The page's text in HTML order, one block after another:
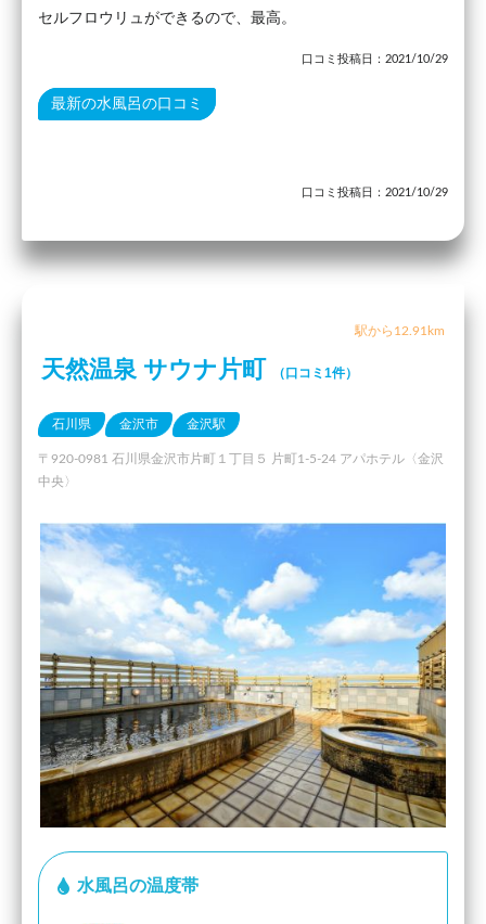
セルフロウリュができるので、最高。
口コミ投稿日：2021/10/29
最新の水風呂の口コミ
口コミ投稿日：2021/10/29
駅から12.91km
天然温泉 サウナ片町 （口コミ1件）
石川県 金沢市 金沢駅
〒920-0981 石川県金沢市片町１丁目５ 片町1-5-24 アパホテル〈金沢
中央〉
水風呂の温度帯